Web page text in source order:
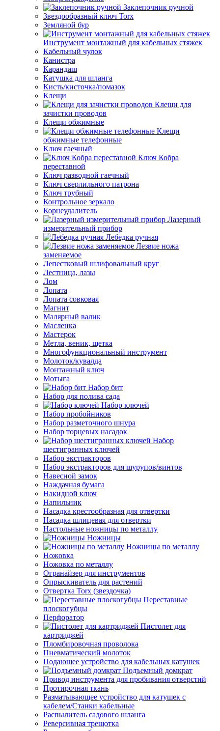
Заклепочник ручной
Звездообразный ключ Torx
Земляной бур
Инструмент монтажный для кабельных стяжек
Кабельный чулок
Канистра
Карандаш
Катушка для шланга
Кисть/кисточка/помазок
Клещи
Клещи для
зачистки проводов
Клещи обжимные
Клещи
обжимные телефонные
Ключ гаечный
Ключ Кобра
переставной
Ключ разводной гаечный
Ключ сверлильного патрона
Ключ трубный
Контрольное зеркало
Корнеудалитель
Лазерный
измерительный прибор
Лебедка ручная
Лезвие ножа
заменяемое
Лепестковый шлифовальный круг
Лестница, лазы
Лом
Лопата
Лопата совковая
Магнит
Малярный валик
Масленка
Мастерок
Метла, веник, щетка
Многофункциональный инструмент
Молоток/кувалда
Монтажный ключ
Мотыга
Набор бит
Набор для полива сада
Набор ключей
Набор пробойников
Набор разметочного шнура
Набор торцевых насадок
Набор
шестигранных ключей
Набор экстракторов
Набор экстракторов для шурупов/винтов
Навесной замок
Наждачная бумага
Накидной ключ
Напильник
Насадка крестообразная для отвертки
Насадка шлицевая для отвертки
Настольные ножницы по металлу
Ножницы
Ножницы по металлу
Ножовка
Ножовка по металлу
Огранайзер для инструментов
Опрыскиватель для растений
Отвертка Torx (звездочка)
Переставные
плоскогубцы
Перфоратор
Пистолет для
картриджей
Пломбировочная проволока
Пневматический молоток
Подающее устройство для кабельных катушек
Подъемный домкрат
Привод инструмента для пробивания отверстий
Протирочная ткань
Разматывающее устройство для катушек с
кабелем/Станки кабельные
Распылитель садового шланга
Реверсивная трещотка